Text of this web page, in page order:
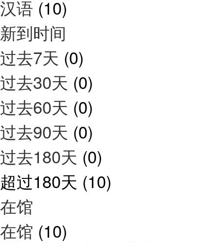
汉语 (10)
新到时间
过去7天 (0)
过去30天 (0)
过去60天 (0)
过去90天 (0)
过去180天 (0)
超过180天 (10)
在馆
在馆 (10)